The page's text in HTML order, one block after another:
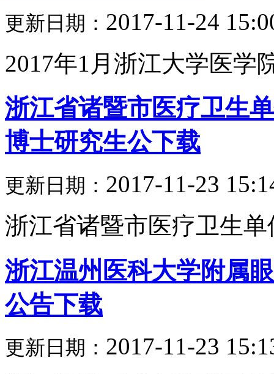
更新日期： 2017-11-24
2017年1月浙江大学医学
浙江省诸暨市医疗卫生
博士研究生公下载
更新日期： 2017-11-23
浙江省诸暨市医疗卫生单
浙江温州医科大学附属
公告下载
更新日期： 2017-11-23